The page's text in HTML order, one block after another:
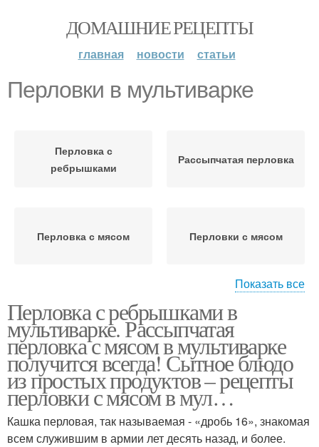
ДОМАШНИЕ РЕЦЕПТЫ
главная новости статьи
Перловки в мультиварке
Перловка с
ребрышками
Рассыпчатая перловка
Перловка с мясом Перловки с мясом
Плов из перловки Перловки на пару
Вкусная перловка Блюда из перловки
Показать все
Перловка с ребрышками в
мультиварке. Рассыпчатая
перловка с мясом в мультиварке
получится всегда! Сытное блюдо
из простых продуктов – рецепты
перловки с мясом в мул…
Кашка перловая, так называемая - «дробь 16», знакомая
всем служившим в армии лет десять назад, и более.